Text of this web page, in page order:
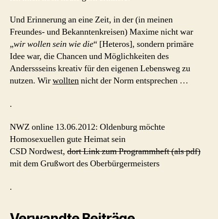
Und Erinnerung an eine Zeit, in der (in meinen
Freundes- und Bekanntenkreisen) Maxime nicht war
„wir wollen sein wie die“ [Heteros], sondern primäre
Idee war, die Chancen und Möglichkeiten des
Anderssseins kreativ für den eigenen Lebensweg zu
nutzen. Wirwolltennicht der Norm entsprechen …
.
NWZ online 13.06.2012: Oldenburg möchte
Homosexuellen gute Heimat sein
CSD Nordwest, dort Link zum Programmheft (als pdf)
mit dem Grußwort des Oberbürgermeisters
.